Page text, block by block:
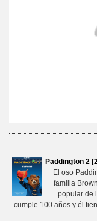
Paddington 2
El oso
familia
popular de
cumple 100 años y él